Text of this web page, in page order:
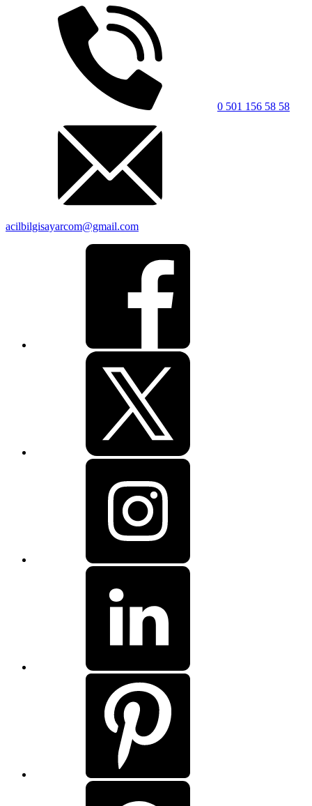
0 501 156 58 58
acilbilgisayarcom@gmail.com